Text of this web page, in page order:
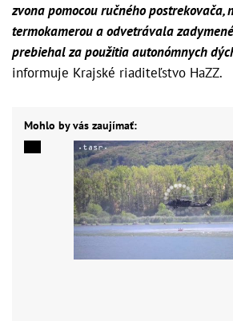
zvona pomocou ručného
termokamerou a odvetrávala
prebiehal za použitia autonómnych
informuje Krajské riaditeľstvo HaZZ.
Mohlo by vás zaujímať: